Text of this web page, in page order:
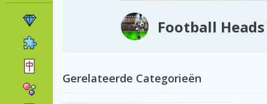
Football Heads
Gerelateerde Categorieën